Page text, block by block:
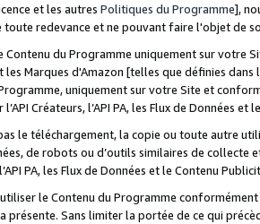
et les autres Politiques du Programme],
toute redevance et ne pouvant faire l'objet de
Contenu du Programme uniquement sur votre
les Marques d'Amazon [telles que définies dans
uniquement sur votre Site et
Créateurs, l’API PA, les Flux de Données
le téléchargement, la copie ou toute autre
de robots ou d’outils similaires de
PA, les Flux de Données et le Contenu
le Contenu du Programme
présente. Sans limiter la portée de ce qui